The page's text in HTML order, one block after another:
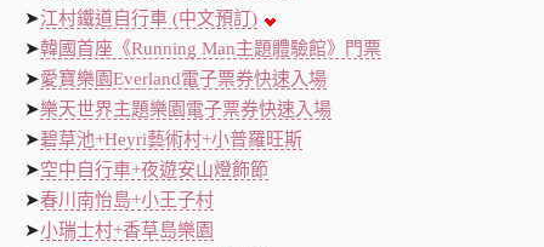
➤江村鐵道自行車 (中文預訂)
➤韓國首座《Running Man主題體驗館》門票
➤愛寶樂園Everland電子票券快速入場
➤樂天世界主題樂園電子票券快速入場
➤碧草池+Heyri藝術村+小普羅旺斯
➤空中自行車+夜遊安山燈飾節
➤春川南怡島+小王子村
➤小瑞士村+香草島樂園